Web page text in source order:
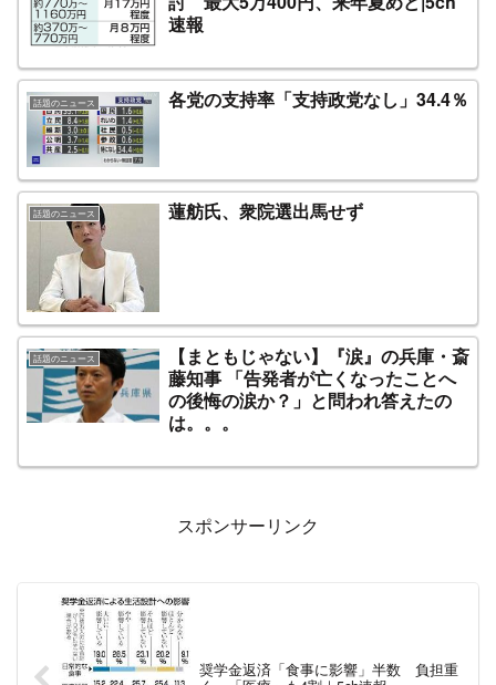
速報
話題のニュース 各党の支持率「支持政党なし」34.4％
話題のニュース 蓮舫氏、衆院選出馬せず
話題のニュース
【まともじゃない】『涙』の兵庫・斎
藤知事 「告発者が亡くなったことへ
の後悔の涙か？」と問われ答えたの
は。。。
スポンサーリンク
奨学金返済「食事に影響」半数 負担重